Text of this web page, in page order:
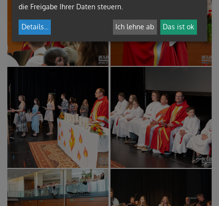
die Freigabe Ihrer Daten steuern.
Details Ich lehne ab Das ist ok